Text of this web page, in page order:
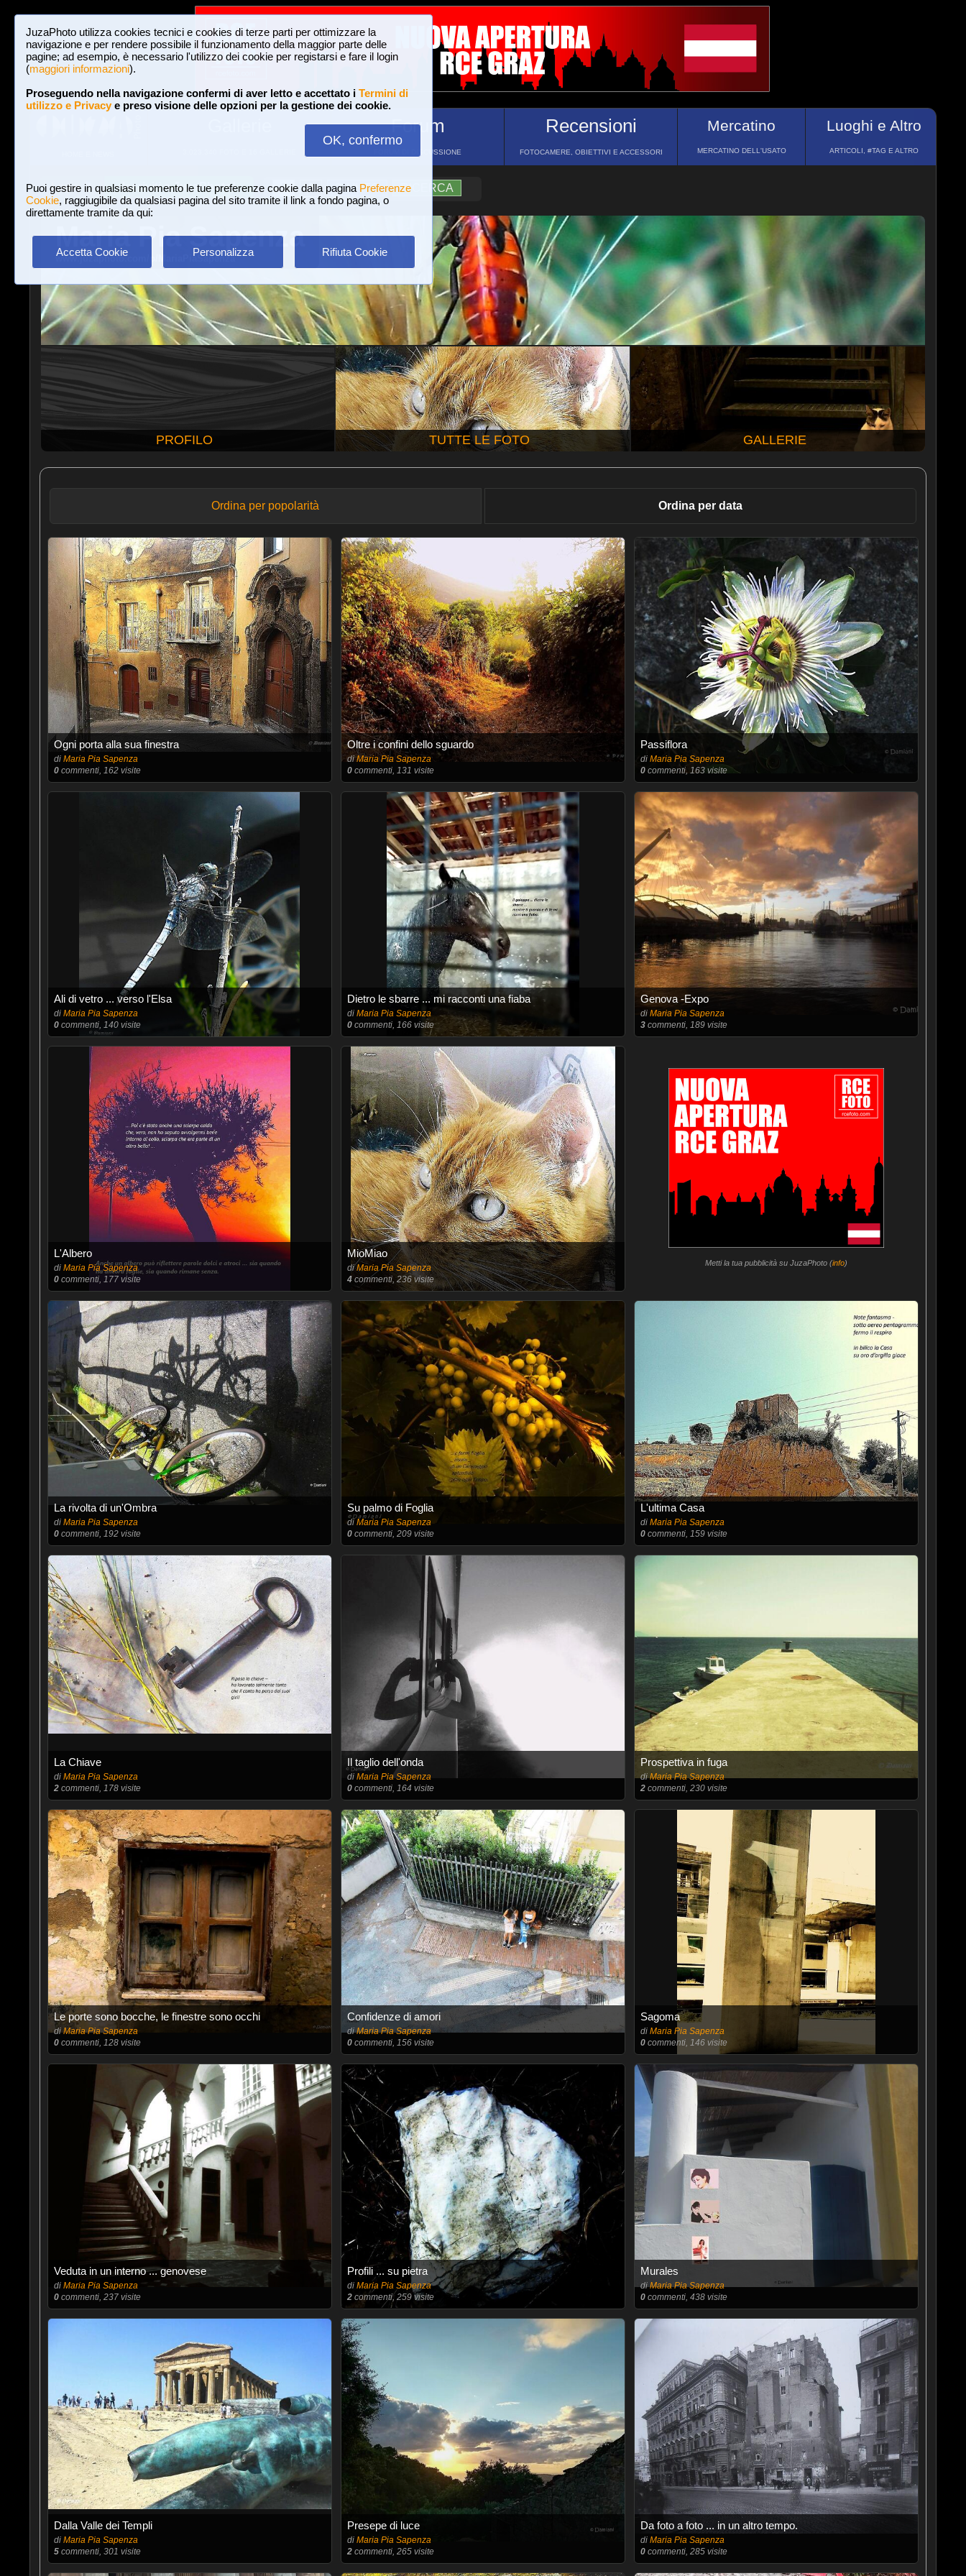
JuzaPhoto utilizza cookies tecnici e cookies di terze parti per ottimizzare la
navigazione e per rendere possibile il funzionamento della maggior parte delle
pagine; ad esempio, è necessario l'utilizzo dei cookie per registarsi e fare il login
(maggiori informazioni).
Proseguendo nella navigazione confermi di aver letto e accettato i Termini di
utilizzo e Privacye preso visione delle opzioni per la gestione dei cookie.
OK, confermo
Puoi gestire in qualsiasi momento le tue preferenze cookie dalla pagina Preferenze
Cookie, raggiugibile da qualsiasi pagina del sito tramite il link a fondo pagina, o
direttamente tramite da qui:
Accetta Cookie Personalizza Rifiuta Cookie
Forum
FORUM DI DISCUSSIONE
Recensioni
FOTOCAMERE, OBIETTIVI E ACCESSORI
Mercatino
MERCATINO DELL'USATO
Luoghi e Altro
ARTICOLI, #TAG E ALTRO
Login Iscriviti a JuzaPhoto! A A ?AIUTO RICERCA
Maria Pia Sapenza
www.juzaphoto.com/p/MariaPiaSapenza
PROFILO TUTTE LE FOTO GALLERIE
Ordina per popolarità Ordina per data
Ogni porta alla sua finestra
di Maria Pia Sapenza
0commenti, 162 visite
Oltre i confini dello sguardo
diMaria Pia Sapenza
0commenti, 131 visite
Passiflora
diMaria Pia Sapenza
0 commenti, 163 visite
Ali di vetro ... verso l'Elsa
di Maria Pia Sapenza
0commenti, 140 visite
Dietro le sbarre ... mi racconti una fiaba
di Maria Pia Sapenza
0commenti, 166 visite
Genova -Expo
diMaria Pia Sapenza
3 commenti, 189 visite
L'Albero
di Maria Pia Sapenza
0commenti, 177 visite
MioMiao
diMaria Pia Sapenza
4commenti, 236 visite
Metti la tua pubblicità su JuzaPhoto (info)
La rivolta di un'Ombra
di Maria Pia Sapenza
0commenti, 192 visite
Su palmo di Foglia
di Maria Pia Sapenza
0commenti, 209 visite
L'ultima Casa
diMaria Pia Sapenza
0 commenti, 159 visite
La Chiave
di Maria Pia Sapenza
2commenti, 178 visite
Il taglio dell'onda
di Maria Pia Sapenza
0commenti, 164 visite
Prospettiva in fuga
diMaria Pia Sapenza
2 commenti, 230 visite
Le porte sono bocche, le finestre sono occhi
diMaria Pia Sapenza
0commenti, 128 visite
Confidenze di amori
diMaria Pia Sapenza
0commenti, 156 visite
Sagoma
diMaria Pia Sapenza
0 commenti, 146 visite
Veduta in un interno ... genovese
di Maria Pia Sapenza
0commenti, 237 visite
Profili ... su pietra
di Maria Pia Sapenza
2commenti, 259 visite
Murales
diMaria Pia Sapenza
0 commenti, 438 visite
Dalla Valle dei Templi
di Maria Pia Sapenza
5commenti, 301 visite
Presepe di luce
di Maria Pia Sapenza
2commenti, 265 visite
Da foto a foto ... in un altro tempo.
diMaria Pia Sapenza
0 commenti, 285 visite